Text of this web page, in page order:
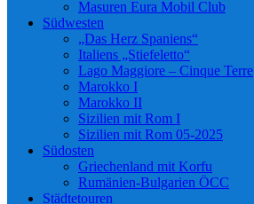
Masuren Eura Mobil Club
Südwesten
„Das Herz Spaniens“
Italiens „Stiefeletto“
Lago Maggiore – Cinque Terre
Marokko I
Marokko II
Sizilien mit Rom I
Sizilien mit Rom 05-2025
Südosten
Griechenland mit Korfu
Rumänien-Bulgarien ÖCC
Städtetouren